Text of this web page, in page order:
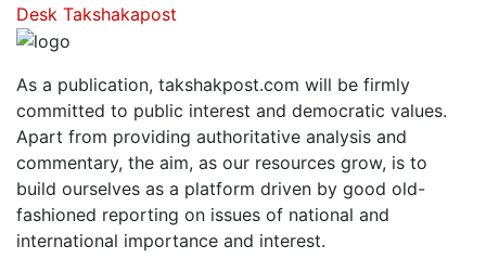
Desk Takshakapost
As a publication, takshakpost.com will be firmly
committed to public interest and democratic values.
Apart from providing authoritative analysis and
commentary, the aim, as our resources grow, is to
build ourselves as a platform driven by good old-
fashioned reporting on issues of national and
international importance and interest.